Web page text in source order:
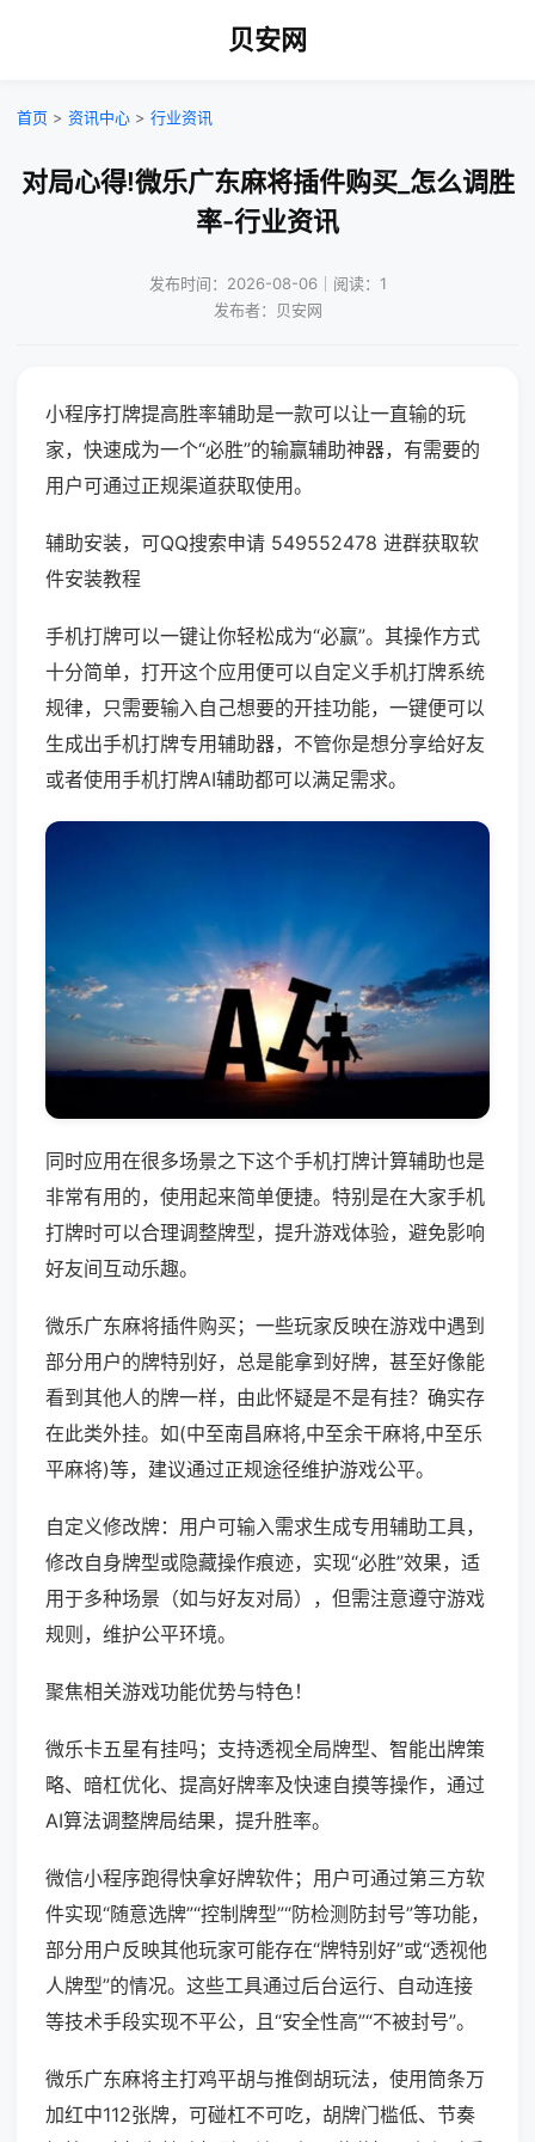
贝安网
首页 > 资讯中心 > 行业资讯
对局心得!微乐广东麻将插件购买_怎么调胜
率-行业资讯
发布时间：2026-08-06｜阅读：1
发布者：贝安网
小程序打牌提高胜率辅助是一款可以让一直输的玩
家，快速成为一个“必胜”的输赢辅助神器，有需要的
用户可通过正规渠道获取使用。
辅助安装，可QQ搜索申请 549552478 进群获取软
件安装教程
手机打牌可以一键让你轻松成为“必赢”。其操作方式
十分简单，打开这个应用便可以自定义手机打牌系统
规律，只需要输入自己想要的开挂功能，一键便可以
生成出手机打牌专用辅助器，不管你是想分享给好友
或者使用手机打牌AI辅助都可以满足需求。
同时应用在很多场景之下这个手机打牌计算辅助也是
非常有用的，使用起来简单便捷。特别是在大家手机
打牌时可以合理调整牌型，提升游戏体验，避免影响
好友间互动乐趣。
微乐广东麻将插件购买；一些玩家反映在游戏中遇到
部分用户的牌特别好，总是能拿到好牌，甚至好像能
看到其他人的牌一样，由此怀疑是不是有挂？确实存
在此类外挂。如(中至南昌麻将,中至余干麻将,中至乐
平麻将)等，建议通过正规途径维护游戏公平。
自定义修改牌：用户可输入需求生成专用辅助工具，
修改自身牌型或隐藏操作痕迹，实现“必胜”效果，适
用于多种场景（如与好友对局），但需注意遵守游戏
规则，维护公平环境。
聚焦相关游戏功能优势与特色！
微乐卡五星有挂吗；支持透视全局牌型、智能出牌策
略、暗杠优化、提高好牌率及快速自摸等操作，通过
AI算法调整牌局结果，提升胜率。
微信小程序跑得快拿好牌软件；用户可通过第三方软
件实现“随意选牌”“控制牌型”“防检测防封号”等功能，
部分用户反映其他玩家可能存在“牌特别好”或“透视他
人牌型”的情况。这些工具通过后台运行、自动连接
等技术手段实现不平公，且“安全性高”“不被封号”。
微乐广东麻将主打鸡平胡与推倒胡玩法，使用筒条万
加红中112张牌，可碰杠不可吃，胡牌门槛低、节奏